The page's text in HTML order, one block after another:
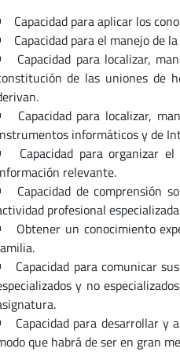
Capacidad para aplicar los
Capacidad para el manejo de
Capacidad para localizar,
de las uniones de
Capacidad para localizar,
informáticos y de
Capacidad para organizar
relevante.
Capacidad de comprensión
profesional
Obtener un conocimiento
Capacidad para comunicar
y no
Capacidad para desarrollar y
que habrá de ser en gran